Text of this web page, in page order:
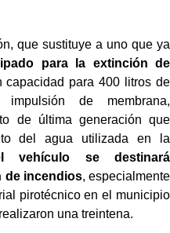
que sustituye a uno que ya
para la extinción de
capacidad para 400 litros de
de membrana,
de última generación que
del agua utilizada en la
vehículo se destinará
de incendios, especialmente
pirotécnico en el municipio
una treintena.